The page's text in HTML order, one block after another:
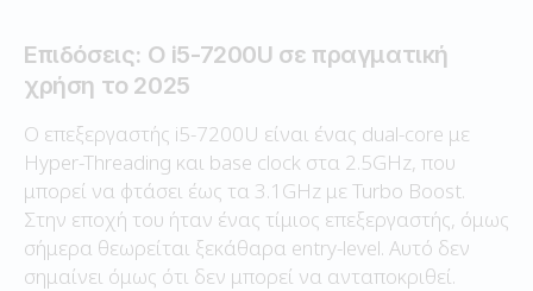
Επιδόσεις: Ο i5-7200U σε πραγματική
χρήση το 2025
Ο επεξεργαστής i5-7200U είναι ένας dual-core με
Hyper-Threading και base clock στα 2.5GHz, που
μπορεί να φτάσει έως τα 3.1GHz με Turbo Boost.
Στην εποχή του ήταν ένας τίμιος επεξεργαστής, όμως
σήμερα θεωρείται ξεκάθαρα entry-level. Αυτό δεν
σημαίνει όμως ότι δεν μπορεί να ανταποκριθεί.